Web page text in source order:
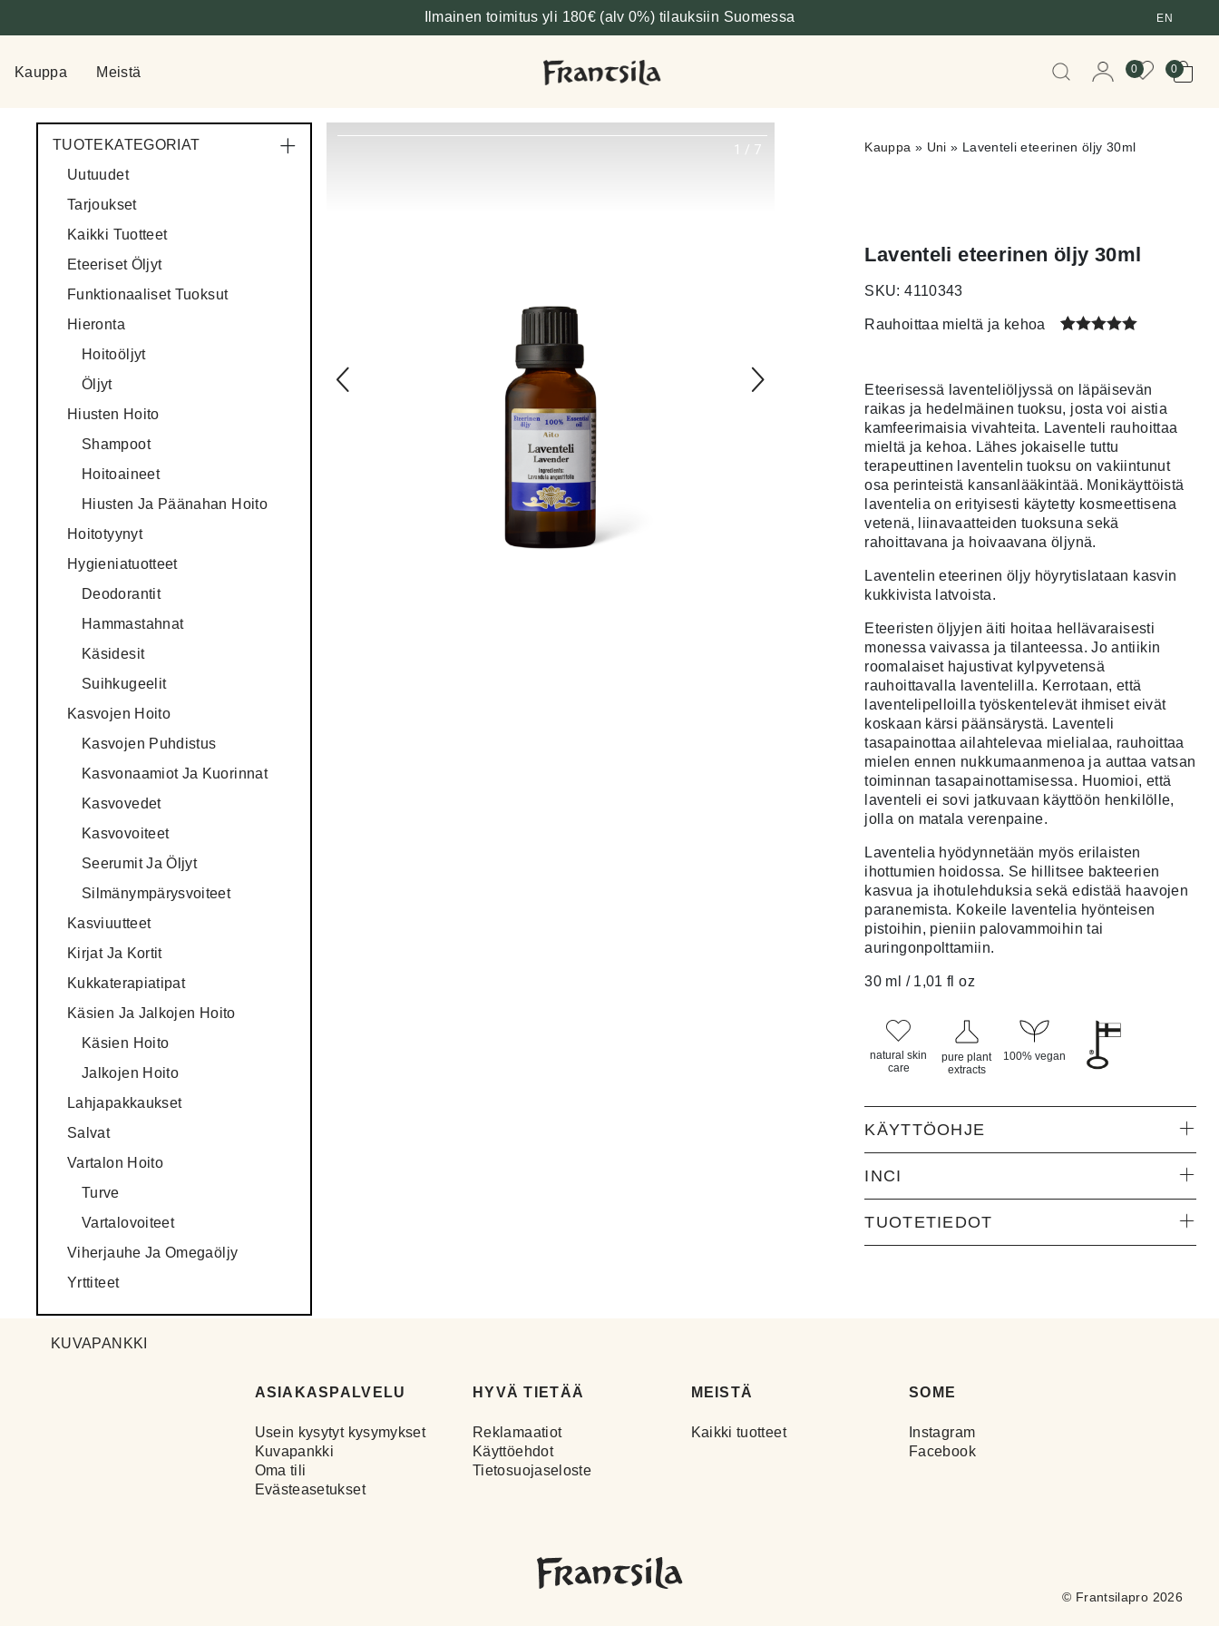
Ilmainen toimitus yli 180€ (alv 0%) tilauksiin Suomessa EN
Kauppa Meistä When autocomplete
0 0
TUOTEKATEGORIAT
Uutuudet
Tarjoukset
Kaikki Tuotteet
Eteeriset Öljyt
Funktionaaliset Tuoksut
Hieronta
Hoitoöljyt
Öljyt
Hiusten Hoito
Shampoot
Hoitoaineet
Hiusten Ja Päänahan Hoito
Hoitotyynyt
Hygieniatuotteet
Deodorantit
Hammastahnat
Käsidesit
Suihkugeelit
Kasvojen Hoito
Kasvojen Puhdistus
Kasvonaamiot Ja Kuorinnat
Kasvovedet
Kasvovoiteet
Seerumit Ja Öljyt
Silmänympärysvoiteet
Kasviuutteet
Kirjat Ja Kortit
Kukkaterapiatipat
Käsien Ja Jalkojen Hoito
Käsien Hoito
Jalkojen Hoito
Lahjapakkaukset
Salvat
Vartalon Hoito
Turve
Vartalovoiteet
Viherjauhe Ja Omegaöljy
Yrttiteet
KUVAPANKKI
1 / 7 Kauppa » Uni » Laventeli eteerinen öljy 30ml
Laventeli eteerinen öljy 30ml
SKU: 4110343
Rauhoittaa mieltä ja kehoa
5:stä
perustuen
asiakkaan
arvotukseen.
Eteerisessä laventeliöljyssä on läpäisevän
raikas ja hedelmäinen tuoksu, josta voi aistia
kamfeerimaisia vivahteita. Laventeli rauhoittaa
mieltä ja kehoa. Lähes jokaiselle tuttu
terapeuttinen laventelin tuoksu on vakiintunut
osa perinteistä kansanlääkintää. Monikäyttöistä
laventelia on erityisesti käytetty kosmeettisena
vetenä, liinavaatteiden tuoksuna sekä
rahoittavana ja hoivaavana öljynä.
Laventelin eteerinen öljy höyrytislataan kasvin
kukkivista latvoista.
Eteeristen öljyjen äiti hoitaa hellävaraisesti
monessa vaivassa ja tilanteessa. Jo antiikin
roomalaiset hajustivat kylpyvetensä
rauhoittavalla laventelilla. Kerrotaan, että
laventelipelloilla työskentelevät ihmiset eivät
koskaan kärsi päänsärystä. Laventeli
tasapainottaa ailahtelevaa mielialaa, rauhoittaa
mielen ennen nukkumaanmenoa ja auttaa vatsan
toiminnan tasapainottamisessa. Huomioi, että
laventeli ei sovi jatkuvaan käyttöön henkilölle,
jolla on matala verenpaine.
Laventelia hyödynnetään myös erilaisten
ihottumien hoidossa. Se hillitsee bakteerien
kasvua ja ihotulehduksia sekä edistää haavojen
paranemista. Kokeile laventelia hyönteisen
pistoihin, pieniin palovammoihin tai
auringonpolttamiin.
30 ml / 1,01 fl oz
natural skin
care
pure plant
extracts
100% vegan
KÄYTTÖOHJE
INCI
TUOTETIEDOT
ASIAKASPALVELU
Usein kysytyt kysymykset
Kuvapankki
Oma tili
Evästeasetukset
HYVÄ TIETÄÄ
Reklamaatiot
Käyttöehdot
Tietosuojaseloste
MEISTÄ
Kaikki tuotteet
SOME
Instagram
Facebook
© Frantsilapro 2026